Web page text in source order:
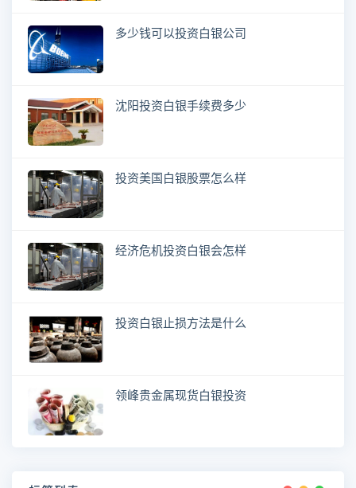
多少钱可以投资白银公司
沈阳投资白银手续费多少
投资美国白银股票怎么样
经济危机投资白银会怎样
投资白银止损方法是什么
领峰贵金属现货白银投资